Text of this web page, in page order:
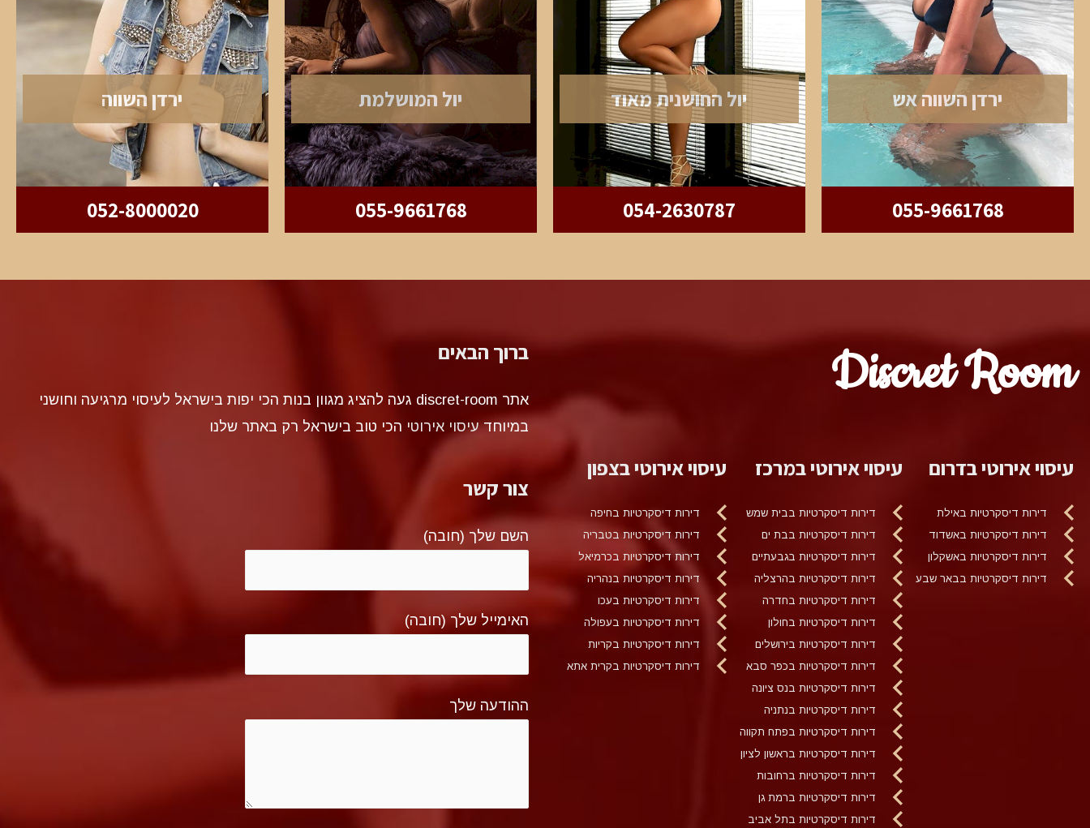
ירדן השווה אש
055-9661768
יול החושנית מאוד
054-2630787
יול המושלמת
055-9661768
ירדן השווה
052-8000020
Discret Room
עיסוי אירוטי בדרום
דירות דיסקרטיות באילת
דירות דיסקרטיות באשדוד
דירות דיסקרטיות באשקלון
דירות דיסקרטיות בבאר שבע
עיסוי אירוטי במרכז
דירות דיסקרטיות בבית שמש
דירות דיסקרטיות בבת ים
דירות דיסקרטיות בגבעתיים
דירות דיסקרטיות בהרצליה
דירות דיסקרטיות בחדרה
דירות דיסקרטיות בחולון
דירות דיסקרטיות בירושלים
דירות דיסקרטיות בכפר סבא
דירות דיסקרטיות בנס ציונה
דירות דיסקרטיות בנתניה
דירות דיסקרטיות בפתח תקווה
דירות דיסקרטיות בראשון לציון
דירות דיסקרטיות ברחובות
דירות דיסקרטיות ברמת גן
דירות דיסקרטיות בתל אביב
עיסוי אירוטי בצפון
דירות דיסקרטיות בחיפה
דירות דיסקרטיות בטבריה
דירות דיסקרטיות בכרמיאל
דירות דיסקרטיות בנהריה
דירות דיסקרטיות בעכו
דירות דיסקרטיות בעפולה
דירות דיסקרטיות בקריות
דירות דיסקרטיות בקרית אתא
ברוך הבאים
אתר discret-room געה להציג מגוון בנות הכי יפות בישראל לעיסוי מרגיעה וחושני
במיוחדעיסוי אירוטי הכי טוב בישראל רק באתר שלנו
צור קשר
השם שלך (חובה)
האימייל שלך (חובה)
ההודעה שלך